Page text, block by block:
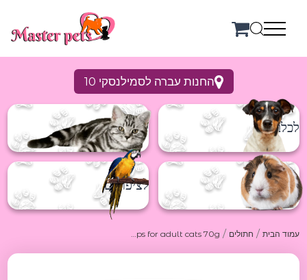
לתוכן
החנות עברה לסמילנסקי 10
לכלבים לחתולים
למכרסמים לציפורים
עמוד הבית/ חתולים / Grandorf Chicken breast and shrimps for adult cats 70g גרנדורף שימורים לחתולים מעוף ושרימפס 70ג